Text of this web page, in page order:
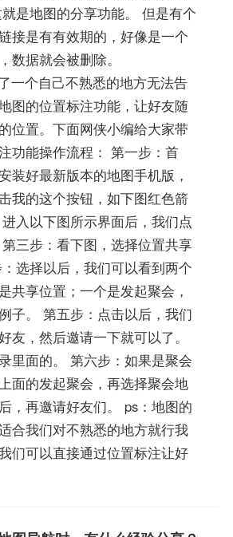
是地图的分享功能。 但是有个
接是有有效期的，好像是一个
数据就会被删除。
一个自己不熟悉的地方无法告
图的位置标注功能，让好友随
位置。下面网侠小编给大家带
功能操作流程： 第一步：首
装好最新版本的地图手机版，
我的这个按钮，如下图红色箭
入以下图所示界面后，我们点
三步：看下图，选择位置共享
选择以后，我们可以看到两个
共享位置；一个是发起聚会，
子。 第五步：点击以后，我们
友，然后邀请一下就可以了。
里面的。 第六步：如果是聚会
面的发起聚会，再选择聚会地
，再邀请好友们。 ps：地图的
合我们对不熟悉的地方就行我
们可以直接通过位置标注让好